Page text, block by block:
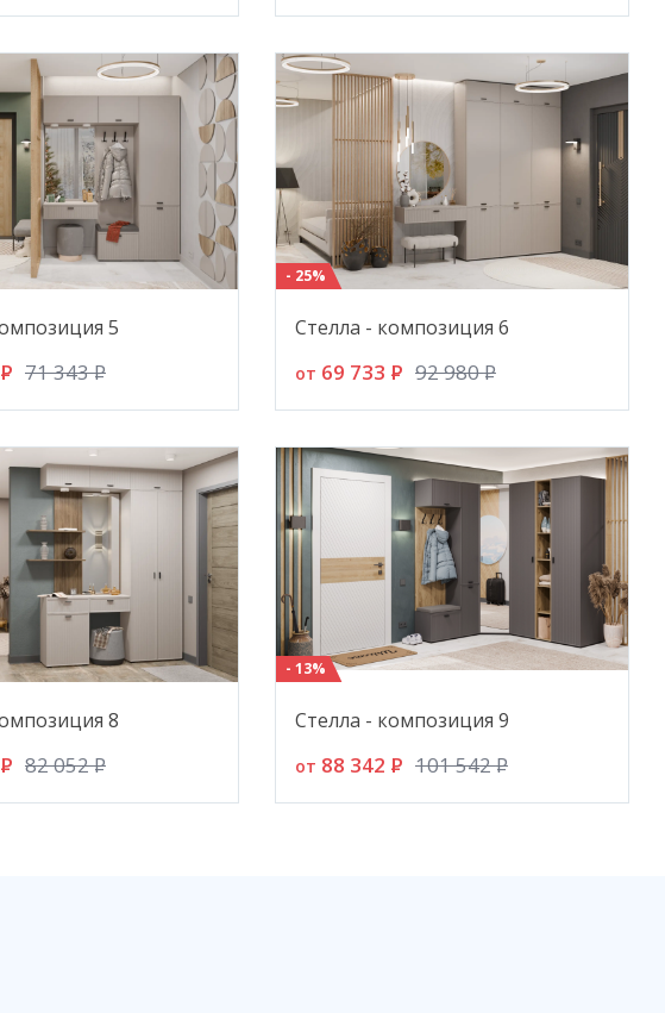
5
P 71 343P
- 25%
Стелла - композиция 6
от 69 733 P 92 980P
8
P 82 052P
- 13%
Стелла - композиция 9
от 88 342 P 101 542P